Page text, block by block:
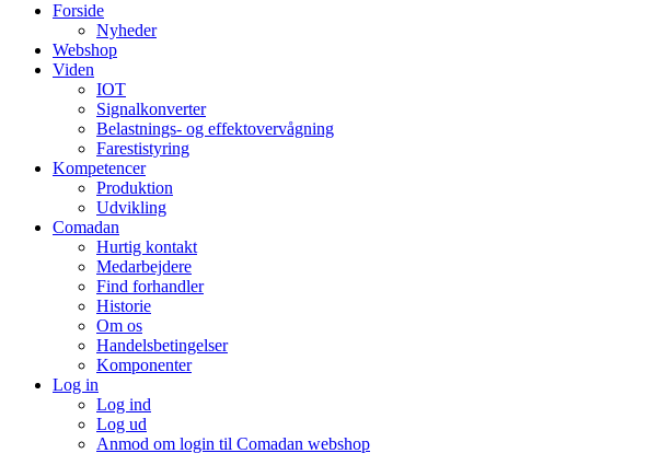
Forside
Nyheder
Webshop
Viden
IOT
Signalkonverter
Belastnings- og effektovervågning
Farestistyring
Kompetencer
Produktion
Udvikling
Comadan
Hurtig kontakt
Medarbejdere
Find forhandler
Historie
Om os
Handelsbetingelser
Komponenter
Log in
Log ind
Log ud
Anmod om login til Comadan webshop